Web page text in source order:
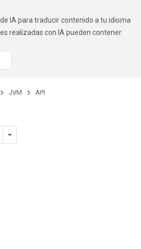
IA para traducir contenido a tu idioma
realizadas con IA pueden contener
JVM API